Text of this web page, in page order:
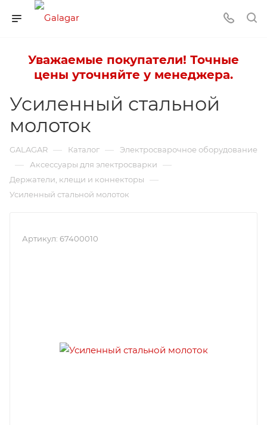
Уважаемые покупатели! Точные
цены уточняйте у менеджера.
Усиленный стальной
молоток
GALAGAR — Каталог — Электросварочное оборудование
— Аксессуары для электросварки —
Держатели, клещи и коннекторы —
Усиленный стальной молоток
Артикул: 67400010